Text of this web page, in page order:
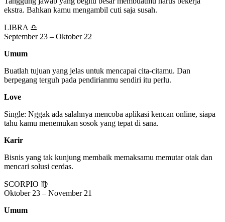
ekstra. Bahkan kamu mengambil cuti saja susah.
LIBRA ♎
September 23 – Oktober 22
Umum
Buatlah tujuan yang jelas untuk mencapai cita-citamu. Dan
berpegang terguh pada pendirianmu sendiri itu perlu.
Love
Single: Nggak ada salahnya mencoba aplikasi kencan online, siapa
tahu kamu menemukan sosok yang tepat di sana.
Karir
Bisnis yang tak kunjung membaik memaksamu memutar otak dan
mencari solusi cerdas.
SCORPIO ♍
Oktober 23 – November 21
Umum